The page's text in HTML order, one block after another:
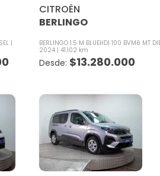
CITROËN
BERLINGO
BERLINGO 1.5 M BLUEHDI 100 BVM6 MT
2024 41.102 km
$13.280.000